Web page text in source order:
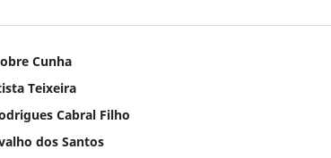
Cunha
Teixeira
Cabral Filho
dos Santos